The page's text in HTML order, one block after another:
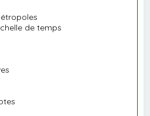
de temps